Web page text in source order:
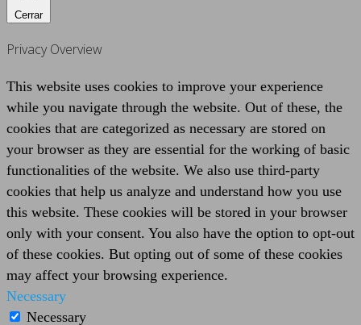
Cerrar
Privacy Overview
This website uses cookies to improve your experience
while you navigate through the website. Out of these, the
cookies that are categorized as necessary are stored on
your browser as they are essential for the working of basic
functionalities of the website. We also use third-party
cookies that help us analyze and understand how you use
this website. These cookies will be stored in your browser
only with your consent. You also have the option to opt-out
of these cookies. But opting out of some of these cookies
may affect your browsing experience.
Necessary
Necessary